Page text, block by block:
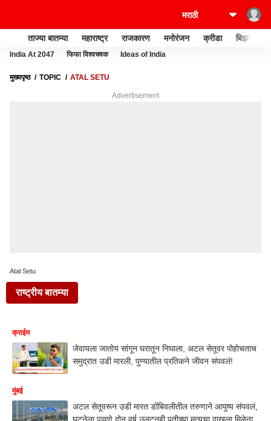
ताज्या बातम्या महाराष्ट्र राजकारण मनोरंजन क्रीडा बिझनेस
India At 2047 फिफा विश्वचषक Ideas of India
मुख्यपृष्ठ TOPIC ATAL SETU
Advertisement
Atal Setu
राष्ट्रीय बातम्या
क्राईम
जेवायला जातोय सांगून घरातून निघाला, अटल सेतूवर पोहोचताच
समुद्रात उडी मारली, पुण्यातील प्रतिकने जीवन संपवलं!
मुंबई
अटल सेतूवरून उडी मारत डोंबिवलीतील तरुणाने आयुष्य संपवलं,
घटनेला पावणे दोन वर्ष उलटूनही पतीच्या मृत्यूचा दाखला मिळेना,